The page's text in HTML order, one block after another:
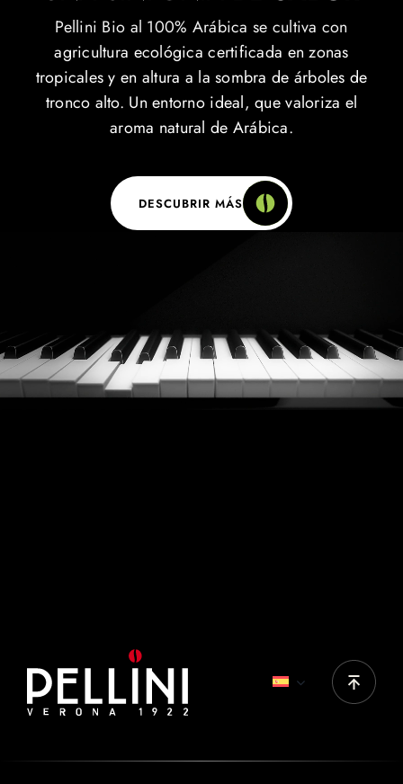
Pellini Bio al 100% Arábica se cultiva con
agricultura ecológica certificada en zonas
tropicales y en altura a la sombra de árboles de
tronco alto. Un entorno ideal, que valoriza el
aroma natural de Arábica.
DESCUBRIR MÁS